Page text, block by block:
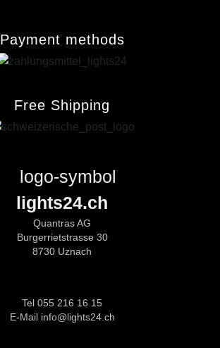
Payment methods
Free Shipping
lights24.ch
Quantras AG
Burgerrietstrasse 30
8730 Uznach
Tel 055 216 16 15
E-Mail info@lights24.ch